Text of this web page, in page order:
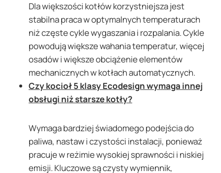
Dla większości kotłów korzystniejsza jest
stabilna praca w optymalnych temperaturach
niż częste cykle wygaszania i rozpalania. Cykle
powodują większe wahania temperatur, więcej
osadów i większe obciążenie elementów
mechanicznych w kotłach automatycznych.
Czy kocioł 5 klasy Ecodesign wymaga innej
obsługi niż starsze kotły?
Wymaga bardziej świadomego podejścia do
paliwa, nastaw i czystości instalacji, ponieważ
pracuje w reżimie wysokiej sprawności i niskiej
emisji. Kluczowe są czysty wymiennik,